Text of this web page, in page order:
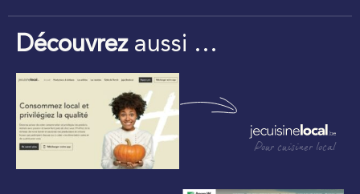
Découvrezaussi …
Pour cuisiner local